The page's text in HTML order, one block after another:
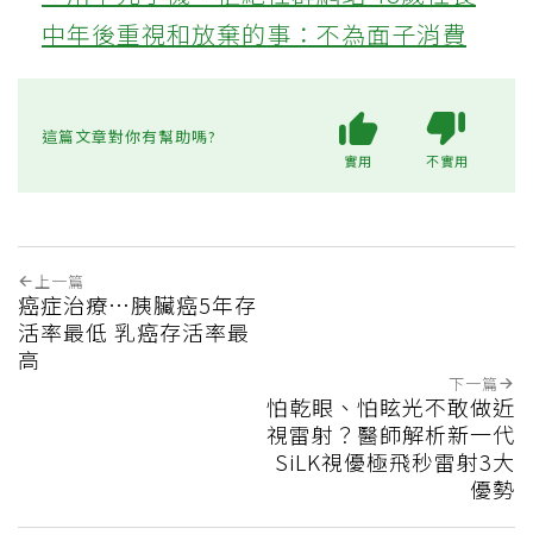
中年後重視和放棄的事：不為面子消費
這篇文章對你有幫助嗎?
實用 不實用
上一篇
癌症治療…胰臟癌5年存
活率最低 乳癌存活率最
高
下一篇
怕乾眼、怕眩光不敢做近
視雷射？醫師解析新一代
SiLK視優極飛秒雷射3大
優勢